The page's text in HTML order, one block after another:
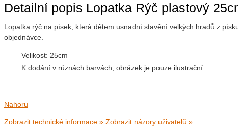
Detailní popis Lopatka Rýč plastový
Lopatka rýč na písek, která dětem usnadní stavění velkých hradů z
objednávce.
Velikost: 25cm
K dodání v různách barvách, obrázek je pouze ilustrační
Nahoru
Zobrazit technické informace » Zobrazit názory uživatelů »